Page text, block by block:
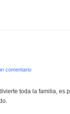
comentario
toda la familia, es